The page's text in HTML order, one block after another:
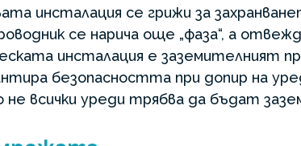
инсталация се грижи за
се нарича още „фаза“, а
инсталация е заземителният
безопасността при допир на
не всички уреди трябва да бъдат